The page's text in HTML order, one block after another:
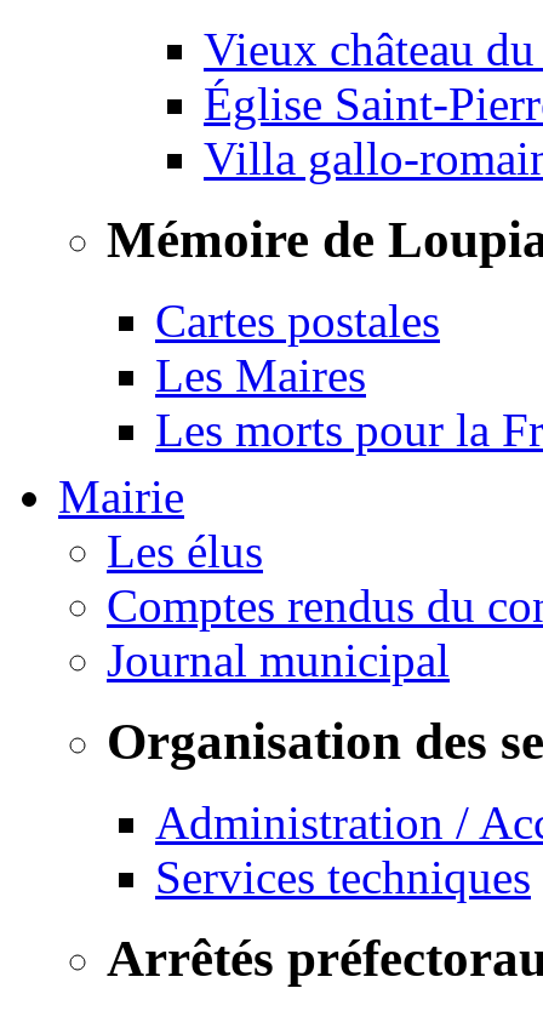
Vieux château
Église Saint-
Villa gallo-
Mémoire de
Cartes postales
Les Maires
Les morts pour la
Mairie
Les élus
Comptes rendus du
Journal municipal
Organisation des
Administration /
Services techniques
Arrêtés